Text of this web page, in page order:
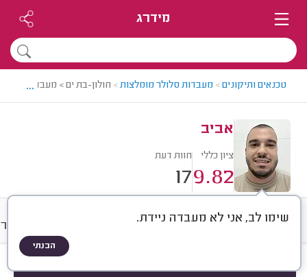
מידרג
טכנאים ותיקונים> מעבדות סלולר מומלצות> חולון-בת ים > מעבדת
...
אביב
ציון כללי
9.82
חוות דעת
17
שימו לב, אני לא מעבדה ניידת.
הבנתי
חוות דעת מחירים